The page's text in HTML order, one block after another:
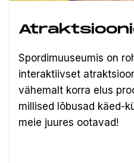
Spordimuuseumis on
interaktiivset
vähemalt korra elus
millised lõbusad käed-
meie juures ootavad!